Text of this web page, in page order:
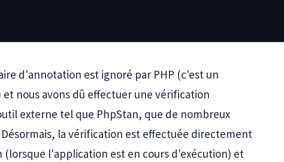
d'annotation est ignoré par PHP (c'est un
nous avons dû effectuer une vérification
externe tel que PhpStan, que de nombreux
la vérification est effectuée directement
(lorsque l'application est en cours d'exécution) et